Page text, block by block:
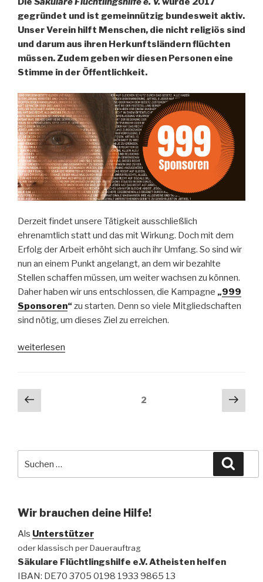
gegründet und ist gemeinnützig bundesweit aktiv.
Unser Verein hilft Menschen, die nicht religiös sind
und darum aus ihren Herkunftsländern flüchten
müssen. Zudem geben wir diesen Personen eine
Stimme in der Öffentlichkeit.
Derzeit findet unsere Tätigkeit ausschließlich
ehrenamtlich statt und das mit Wirkung. Doch mit dem
Erfolg der Arbeit erhöht sich auch ihr Umfang. So sind wir
nun an einem Punkt angelangt, an dem wir bezahlte
Stellen schaffen müssen, um weiter wachsen zu können.
Daher haben wir uns entschlossen, die Kampagne „999
Sponsoren“ zu starten. Denn so viele Mitgliedschaften
sind nötig, um dieses Ziel zu erreichen.
„999:
kommt
es
weiterlesen
Beitragsnavigation
Vorherige
Seite
2
nach:
Wir brauchen deine Hilfe!
Als Unterstützer
oder klassisch per Dauerauftrag
Säkulare Flüchtlingshilfe e.V. Atheisten helfen
IBAN: DE70 3705 0198 1933 9865 13